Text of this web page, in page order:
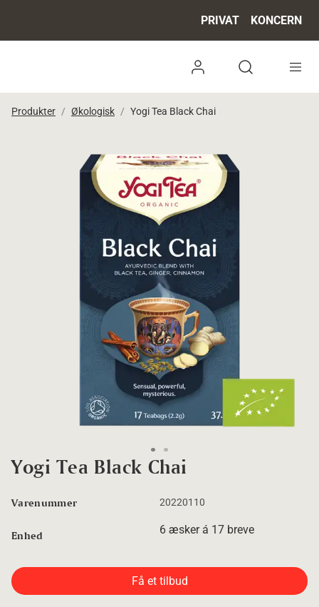
PRIVAT KONCERN
Log ind
Produkter Økologisk Yogi Tea Black Chai
Go to slide 1
Go to slide 2
Yogi Tea Black Chai
Varenummer 20220110
Enhed 6 æsker á 17 breve
Få et tilbud